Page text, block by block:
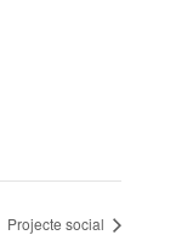
Projecte social